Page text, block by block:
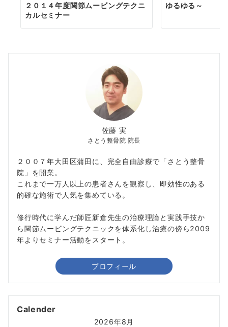
２０１４年度関節ムービングテクニ
カルセミナー
ゆるゆる～
佐藤 実
さとう整骨院 院長
２００７年大田区蒲田に、完全自由診療で「さとう整骨
院」を開業。
これまで一万人以上の患者さんを観察し、即効性のある
的確な施術で人気を集めている。
修行時代に学んだ師匠新倉先生の治療理論と実践手技か
ら関節ムービングテクニックを体系化し治療の傍ら2009
年よりセミナー活動をスタート。
プロフィール
Calender
2026年8月